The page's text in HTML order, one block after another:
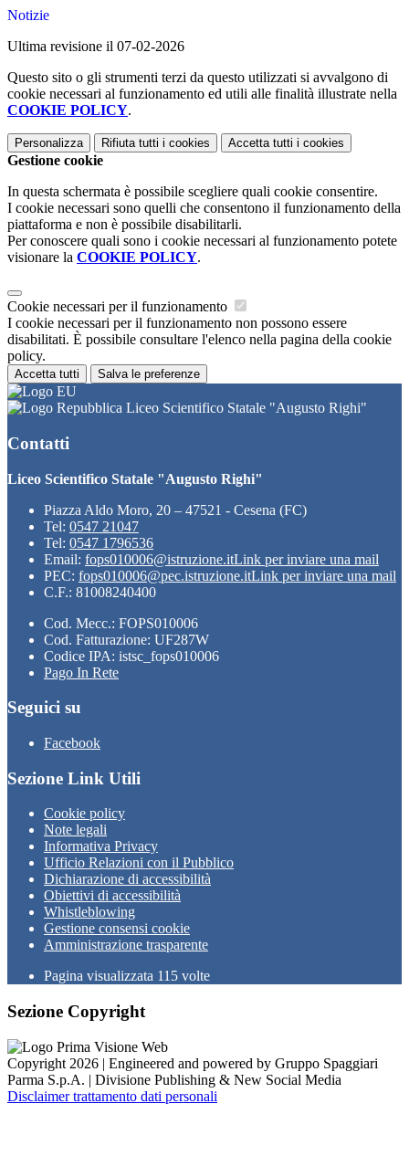
Notizie
Ultima revisione il 07-02-2026
Questo sito o gli strumenti terzi da questo utilizzati si avvalgono di
cookie necessari al funzionamento ed utili alle finalità illustrate nella
COOKIE POLICY.
Personalizza Rifiuta tutti i cookies Accetta tutti i cookies
Gestione cookie
In questa schermata è possibile scegliere quali cookie consentire.
I cookie necessari sono quelli che consentono il funzionamento della
piattaforma e non è possibile disabilitarli.
Per conoscere quali sono i cookie necessari al funzionamento potete
visionare la COOKIE POLICY.
Cookie necessari per il funzionamento
I cookie necessari per il funzionamento non possono essere
disabilitati. È possibile consultare l'elenco nella pagina della cookie
policy.
Accetta tutti Salva le preferenze
Liceo Scientifico Statale "Augusto Righi"
Contatti
Liceo Scientifico Statale "Augusto Righi"
Piazza Aldo Moro, 20 – 47521 - Cesena (FC)
Tel: 0547 21047
Tel: 0547 1796536
Email: fops010006@istruzione.itLink per inviare una mail
PEC: fops010006@pec.istruzione.itLink per inviare una mail
C.F.: 81008240400
Cod. Mecc.: FOPS010006
Cod. Fatturazione: UF287W
Codice IPA: istsc_fops010006
Pago In Rete
Seguici su
Facebook
Sezione Link Utili
Cookie policy
Note legali
Informativa Privacy
Ufficio Relazioni con il Pubblico
Dichiarazione di accessibilità
Obiettivi di accessibilità
Whistleblowing
Gestione consensi cookie
Amministrazione trasparente
Pagina visualizzata 115 volte
Sezione Copyright
Copyright 2026 | Engineered and powered by Gruppo Spaggiari
Parma S.p.A. | Divisione Publishing & New Social Media
Disclaimer trattamento dati personali